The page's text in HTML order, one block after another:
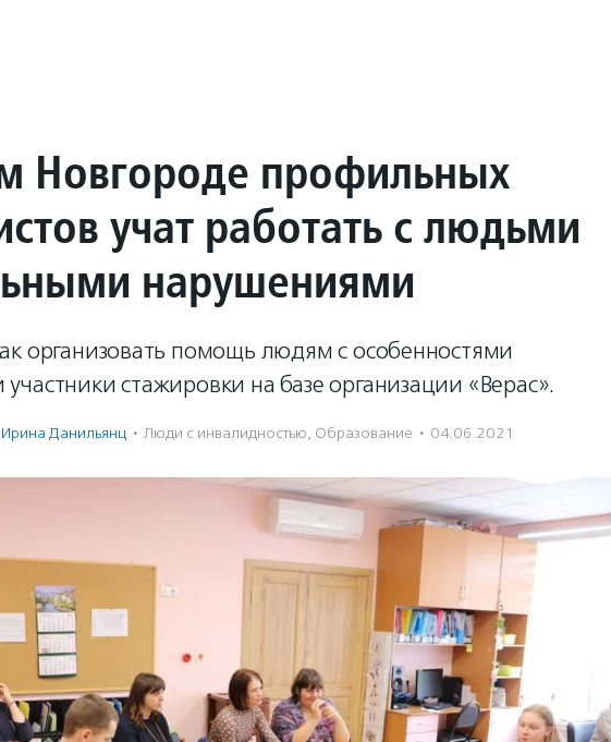
Новгороде профильных
учат работать с людьми
нарушениями
организовать помощь людям с особенностями
участники стажировки на базе организации «Верас».
Ирина Данильянц · Люди с инвалидностью, Образование · 04.06.2021